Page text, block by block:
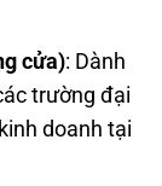
cửa): Dành
trường đại
doanh tại